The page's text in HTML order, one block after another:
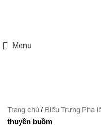
Menu
Trang chủ / Biểu Trưng Pha
thuyền buồm